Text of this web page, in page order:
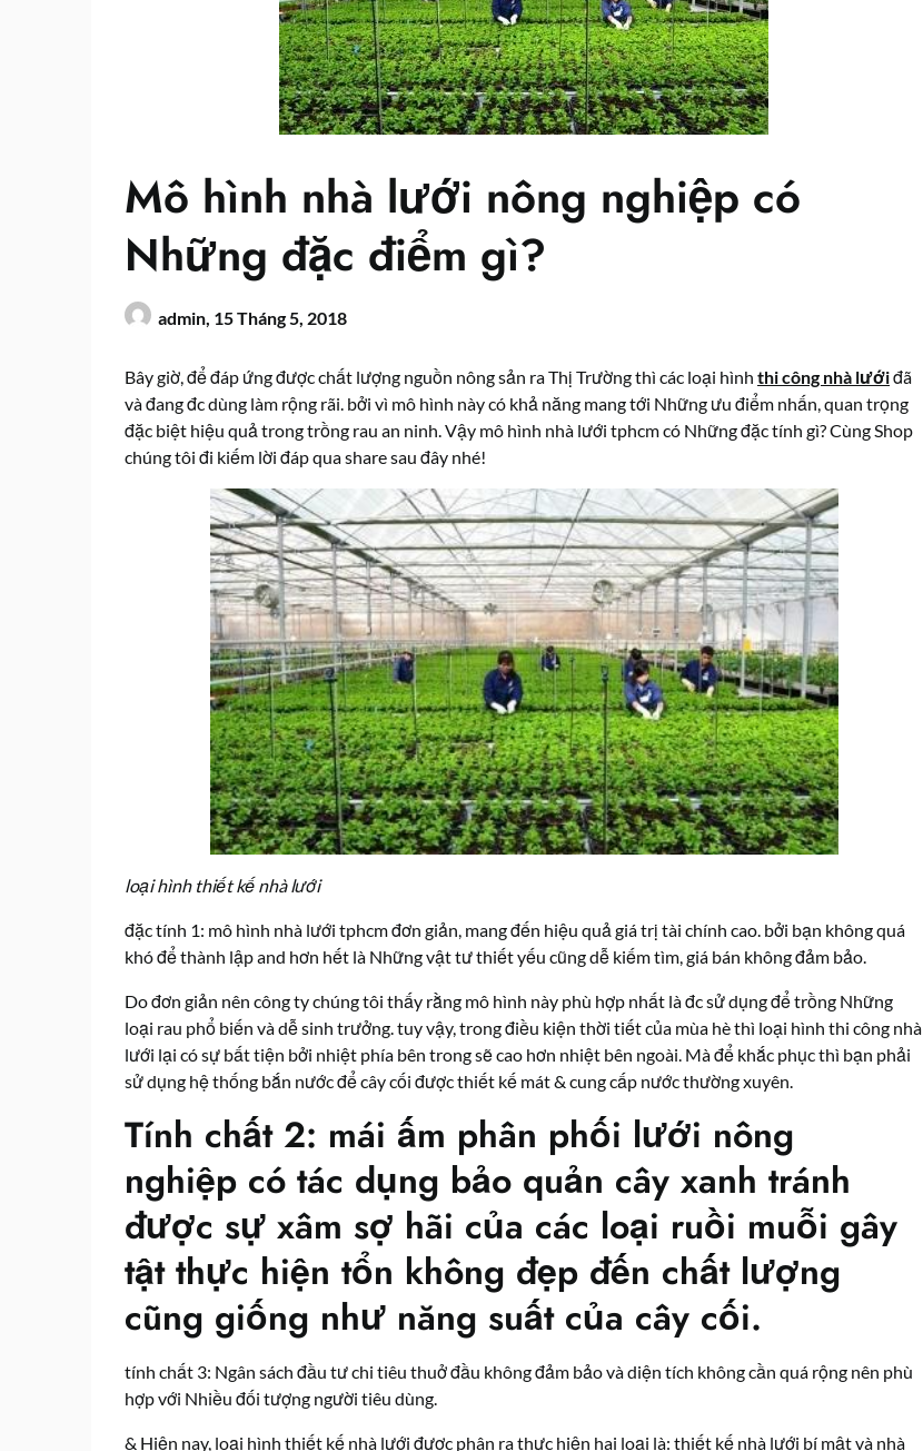
Mô hình nhà lưới nông nghiệp có
Những đặc điểm gì?
admin, 15 Tháng 5, 2018
Bây giờ, để đáp ứng được chất lượng nguồn nông sản ra Thị Trường thì các loại hình thi công nhà lướiđã
và đang đc dùng làm rộng rãi. bởi vì mô hình này có khả năng mang tới Những ưu điểm nhấn, quan trọng
đặc biệt hiệu quả trong trồng rau an ninh. Vậy mô hình nhà lưới tphcm có Những đặc tính gì? Cùng Shop
chúng tôi đi kiếm lời đáp qua share sau đây nhé!
loại hình thiết kế nhà lưới
đặc tính 1: mô hình nhà lưới tphcm đơn giản, mang đến hiệu quả giá trị tài chính cao. bởi bạn không quá
khó để thành lập and hơn hết là Những vật tư thiết yếu cũng dễ kiếm tìm, giá bán không đảm bảo.
Do đơn giản nên công ty chúng tôi thấy rằng mô hình này phù hợp nhất là đc sử dụng để trồng Những
loại rau phổ biến và dễ sinh trưởng. tuy vậy, trong điều kiện thời tiết của mùa hè thì loại hình thi công nhà
lưới lại có sự bất tiện bởi nhiệt phía bên trong sẽ cao hơn nhiệt bên ngoài. Mà để khắc phục thì bạn phải
sử dụng hệ thống bắn nước để cây cối được thiết kế mát & cung cấp nước thường xuyên.
Tính chất 2: mái ấm phân phối lưới nông
nghiệp có tác dụng bảo quản cây xanh tránh
được sự xâm sợ hãi của các loại ruồi muỗi gây
tật thực hiện tổn không đẹp đến chất lượng
cũng giống như năng suất của cây cối.
tính chất 3: Ngân sách đầu tư chi tiêu thuở đầu không đảm bảo và diện tích không cần quá rộng nên phù
hợp với Nhiều đối tượng người tiêu dùng.
& Hiện nay, loại hình thiết kế nhà lưới được phân ra thực hiện hai loại là: thiết kế nhà lưới bí mật và nhà